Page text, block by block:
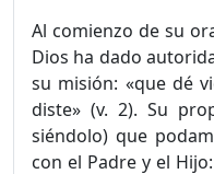
Al comienzo de su
Dios ha dado
su misión: «que dé
diste» (v. 2). Su
siéndolo) que
con el Padre y el